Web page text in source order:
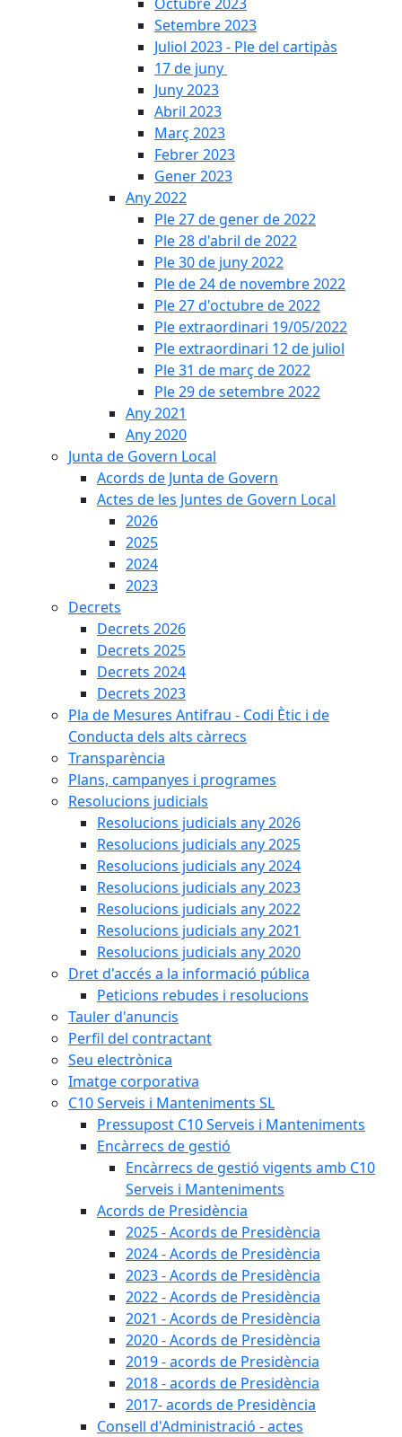
Setembre 2023
Juliol 2023 - Ple del cartipàs
17 de juny
Juny 2023
Abril 2023
Març 2023
Febrer 2023
Gener 2023
Any 2022
Ple 27 de gener de 2022
Ple 28 d'abril de 2022
Ple 30 de juny 2022
Ple de 24 de novembre 2022
Ple 27 d'octubre de 2022
Ple extraordinari 19/05/2022
Ple extraordinari 12 de juliol
Ple 31 de març de 2022
Ple 29 de setembre 2022
Any 2021
Any 2020
Junta de Govern Local
Acords de Junta de Govern
Actes de les Juntes de Govern Local
2026
2025
2024
2023
Decrets
Decrets 2026
Decrets 2025
Decrets 2024
Decrets 2023
Pla de Mesures Antifrau - Codi Ètic i de
Conducta dels alts càrrecs
Transparència
Plans, campanyes i programes
Resolucions judicials
Resolucions judicials any 2026
Resolucions judicials any 2025
Resolucions judicials any 2024
Resolucions judicials any 2023
Resolucions judicials any 2022
Resolucions judicials any 2021
Resolucions judicials any 2020
Dret d'accés a la informació pública
Peticions rebudes i resolucions
Tauler d'anuncis
Perfil del contractant
Seu electrònica
Imatge corporativa
C10 Serveis i Manteniments SL
Pressupost C10 Serveis i Manteniments
Encàrrecs de gestió
Encàrrecs de gestió vigents amb C10
Serveis i Manteniments
Acords de Presidència
2025 - Acords de Presidència
2024 - Acords de Presidència
2023 - Acords de Presidència
2022 - Acords de Presidència
2021 - Acords de Presidència
2020 - Acords de Presidència
2019 - acords de Presidència
2018 - acords de Presidència
2017- acords de Presidència
Consell d'Administració - actes